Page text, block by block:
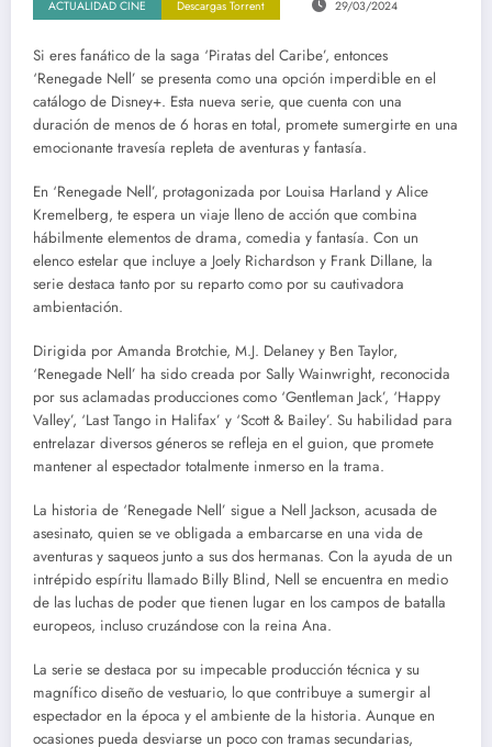
ACTUALIDAD CINE Descargas Torrent 29/03/2024
Si eres fanático de la saga ‘Piratas del Caribe’, entonces
‘Renegade Nell’ se presenta como una opción imperdible en el
catálogo de Disney+. Esta nueva serie, que cuenta con una
duración de menos de 6 horas en total, promete sumergirte en una
emocionante travesía repleta de aventuras y fantasía.
En ‘Renegade Nell’, protagonizada por Louisa Harland y Alice
Kremelberg, te espera un viaje lleno de acción que combina
hábilmente elementos de drama, comedia y fantasía. Con un
elenco estelar que incluye a Joely Richardson y Frank Dillane, la
serie destaca tanto por su reparto como por su cautivadora
ambientación.
Dirigida por Amanda Brotchie, M.J. Delaney y Ben Taylor,
‘Renegade Nell’ ha sido creada por Sally Wainwright, reconocida
por sus aclamadas producciones como ‘Gentleman Jack’, ‘Happy
Valley’, ‘Last Tango in Halifax’ y ‘Scott & Bailey’. Su habilidad para
entrelazar diversos géneros se refleja en el guion, que promete
mantener al espectador totalmente inmerso en la trama.
La historia de ‘Renegade Nell’ sigue a Nell Jackson, acusada de
asesinato, quien se ve obligada a embarcarse en una vida de
aventuras y saqueos junto a sus dos hermanas. Con la ayuda de un
intrépido espíritu llamado Billy Blind, Nell se encuentra en medio
de las luchas de poder que tienen lugar en los campos de batalla
europeos, incluso cruzándose con la reina Ana.
La serie se destaca por su impecable producción técnica y su
magnífico diseño de vestuario, lo que contribuye a sumergir al
espectador en la época y el ambiente de la historia. Aunque en
ocasiones pueda desviarse un poco con tramas secundarias,